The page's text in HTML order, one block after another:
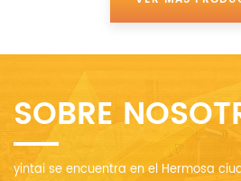
proporcionar a las
SOBRE
yintai se encuentra en el Hermosa